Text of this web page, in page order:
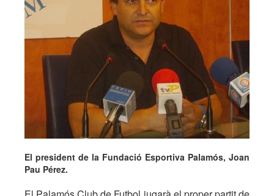
El president de la Fundació Esportiva Palamós, Joan
Pau Pérez.